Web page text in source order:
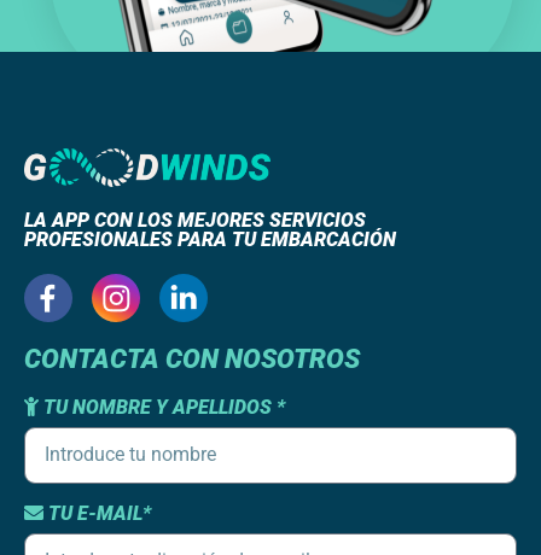
LA APP CON LOS MEJORES SERVICIOS
PROFESIONALES PARA TU EMBARCACIÓN
CONTACTA CON NOSOTROS
TU NOMBRE Y APELLIDOS *
TU E-MAIL*